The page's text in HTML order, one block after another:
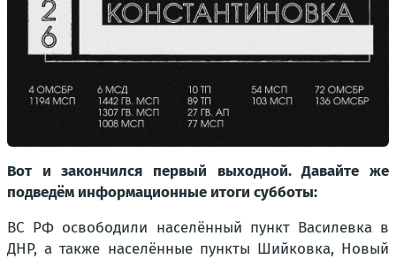
Вот и закончился первый выходной. Давайте же
подведём информационные итоги субботы:
ВС РФ освободили населённый пункт Василевка в
ДНР, а также населённые пункты Шийковка, Новый